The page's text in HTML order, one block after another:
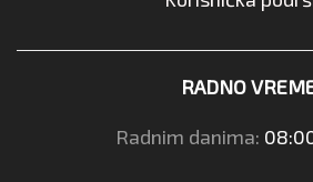
RADNO
Radnim danima: